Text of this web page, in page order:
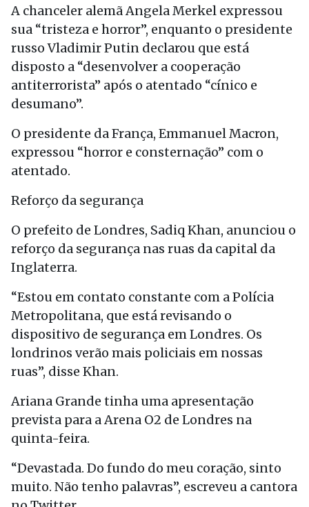
A chanceler alemã Angela Merkel expressou
sua “tristeza e horror”, enquanto o presidente
russo Vladimir Putin declarou que está
disposto a “desenvolver a cooperação
antiterrorista” após o atentado “cínico e
desumano”.
O presidente da França, Emmanuel Macron,
expressou “horror e consternação” com o
atentado.
Reforço da segurança
O prefeito de Londres, Sadiq Khan, anunciou o
reforço da segurança nas ruas da capital da
Inglaterra.
“Estou em contato constante com a Polícia
Metropolitana, que está revisando o
dispositivo de segurança em Londres. Os
londrinos verão mais policiais em nossas
ruas”, disse Khan.
Ariana Grande tinha uma apresentação
prevista para a Arena O2 de Londres na
quinta-feira.
“Devastada. Do fundo do meu coração, sinto
muito. Não tenho palavras”, escreveu a cantora